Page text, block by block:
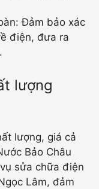
Đảm bảo xác
điện, đưa ra
lượng
lượng, giá cả
Bảo Châu
sửa chữa điện
Lâm, đảm